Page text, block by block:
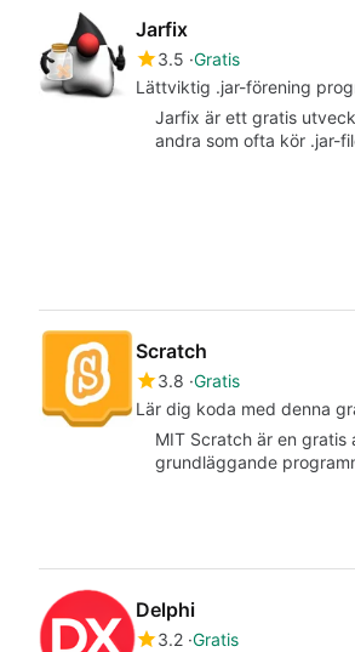
Jarfix
3.5 Gratis
Lättviktig .jar-förening
Jarfix är ett gratis
andra som ofta kör .jar-
Scratch
3.8 Gratis
Lär dig koda med denna
MIT Scratch är en
grundläggande
Delphi
3.2 Gratis